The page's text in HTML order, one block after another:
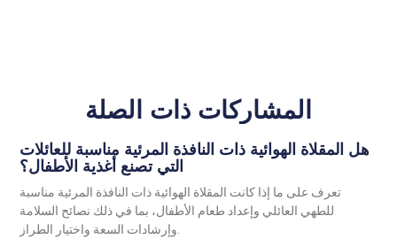
المشاركات ذات الصلة
هل المقلاة الهوائية ذات النافذة المرئية مناسبة للعائلات
التي تصنع أغذية الأطفال؟
تعرف على ما إذا كانت المقلاة الهوائية ذات النافذة المرئية مناسبة
للطهي العائلي وإعداد طعام الأطفال، بما في ذلك نصائح السلامة